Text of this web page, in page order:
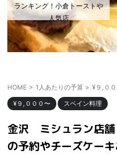
ランキング！小倉トーストや
人気店
HOME > 1人あたりの予算 > ¥９,０
¥９,０００〜 スペイン料理
金沢 ミシュラン店舗
の予約やチーズケー